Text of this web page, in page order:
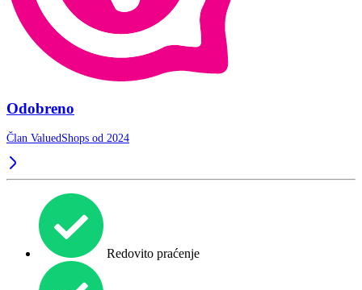
Odobreno
Član ValuedShops od 2024
Redovito praćenje